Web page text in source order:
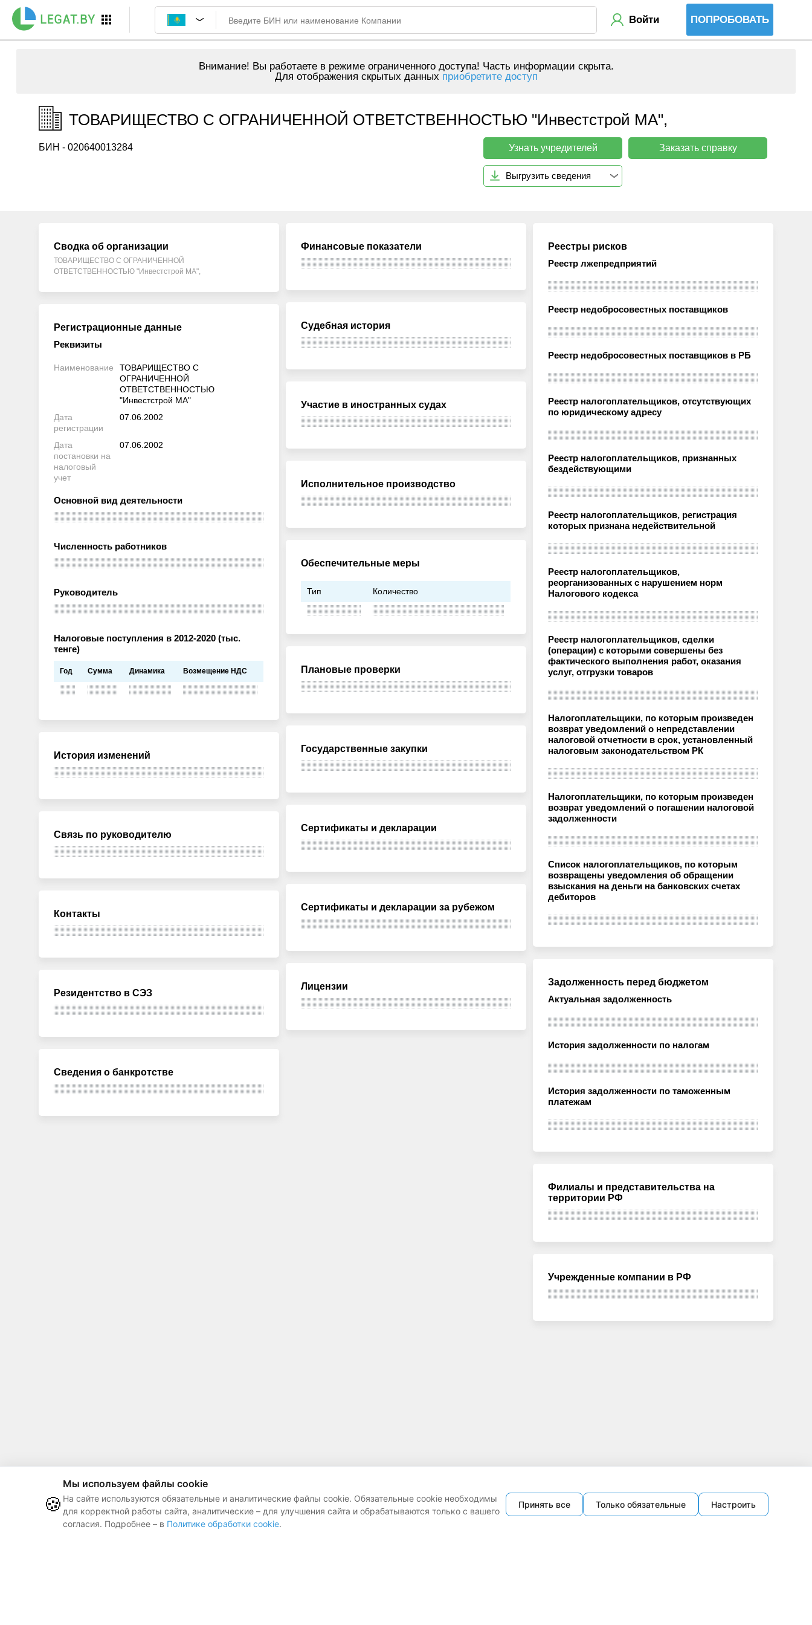
Войти ПОПРОБОВАТЬ
Внимание! Вы работаете в режиме ограниченного доступа! Часть информации скрыта.
Для отображения скрытых данных приобретите доступ
ТОВАРИЩЕСТВО С ОГРАНИЧЕННОЙ ОТВЕТСТВЕННОСТЬЮ "Инвестстрой МА",
БИН - 020640013284 Узнать учредителей Заказать справку
Выгрузить сведения
Сводка об организации
ТОВАРИЩЕСТВО С ОГРАНИЧЕННОЙ
ОТВЕТСТВЕННОСТЬЮ "Инвестстрой МА",
Регистрационные данные
Реквизиты
Наименование
ТОВАРИЩЕСТВО С
ОГРАНИЧЕННОЙ
ОТВЕТСТВЕННОСТЬЮ
"Инвестстрой МА"
Дата
регистрации
07.06.2002
Дата
постановки на
налоговый
учет
07.06.2002
Основной вид деятельности
Численность работников
Руководитель
Налоговые поступления в 2012-2020 (тыс.
тенге)
Год Сумма Динамика Возмещение НДС
История изменений
Связь по руководителю
Контакты
Резидентство в СЭЗ
Сведения о банкротстве
Финансовые показатели
Судебная история
Участие в иностранных судах
Исполнительное производство
Обеспечительные меры
Тип Количество
Плановые проверки
Государственные закупки
Сертификаты и декларации
Сертификаты и декларации за рубежом
Лицензии
Реестры рисков
Реестр лжепредприятий
Реестр недобросовестных поставщиков
Реестр недобросовестных поставщиков в РБ
Реестр налогоплательщиков, отсутствующих
по юридическому адресу
Реестр налогоплательщиков, признанных
бездействующими
Реестр налогоплательщиков, регистрация
которых признана недействительной
Реестр налогоплательщиков,
реорганизованных с нарушением норм
Налогового кодекса
Реестр налогоплательщиков, сделки
(операции) с которыми совершены без
фактического выполнения работ, оказания
услуг, отгрузки товаров
Налогоплательщики, по которым произведен
возврат уведомлений о непредставлении
налоговой отчетности в срок, установленный
налоговым законодательством РК
Налогоплательщики, по которым произведен
возврат уведомлений о погашении налоговой
задолженности
Список налогоплательщиков, по которым
возвращены уведомления об обращении
взыскания на деньги на банковских счетах
дебиторов
Задолженность перед бюджетом
Актуальная задолженность
История задолженности по налогам
История задолженности по таможенным
платежам
Филиалы и представительства на
территории РФ
Учрежденные компании в РФ
🍪
Мы используем файлы cookie
На сайте используются обязательные и аналитические файлы cookie. Обязательные cookie необходимы
для корректной работы сайта, аналитические – для улучшения сайта и обрабатываются только с вашего
согласия. Подробнее – в Политике обработки cookie.
Принять все Только обязательные Настроить